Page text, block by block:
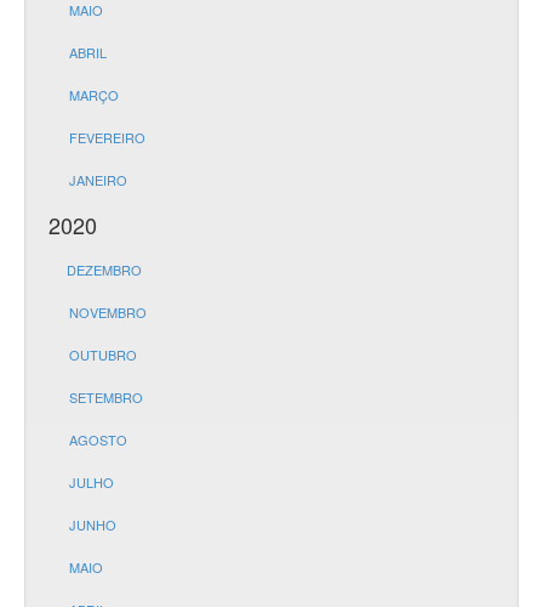
MAIO
ABRIL
MARÇO
FEVEREIRO
JANEIRO
2020
DEZEMBRO
NOVEMBRO
OUTUBRO
SETEMBRO
AGOSTO
JULHO
JUNHO
MAIO